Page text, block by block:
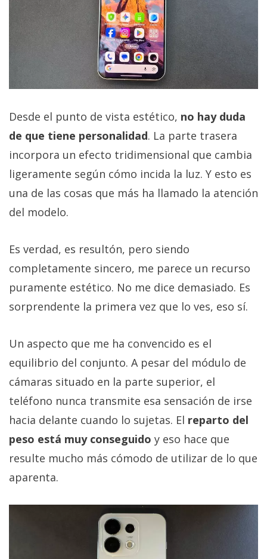
Desde el punto de vista estético, no hay duda
de que tiene personalidad. La parte trasera
incorpora un efecto tridimensional que cambia
ligeramente según cómo incida la luz. Y esto es
una de las cosas que más ha llamado la atención
del modelo.
Es verdad, es resultón, pero siendo
completamente sincero, me parece un recurso
puramente estético. No me dice demasiado. Es
sorprendente la primera vez que lo ves, eso sí.
Un aspecto que me ha convencido es el
equilibrio del conjunto. A pesar del módulo de
cámaras situado en la parte superior, el
teléfono nunca transmite esa sensación de irse
hacia delante cuando lo sujetas. El reparto del
peso está muy conseguido y eso hace que
resulte mucho más cómodo de utilizar de lo que
aparenta.